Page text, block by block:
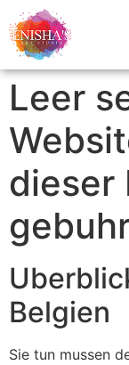
Leer
dieser
Belgien
Sie tun mussen